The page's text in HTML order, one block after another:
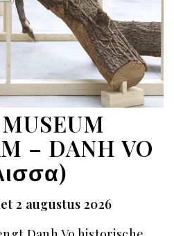
– DANH VO
2 augustus 2026